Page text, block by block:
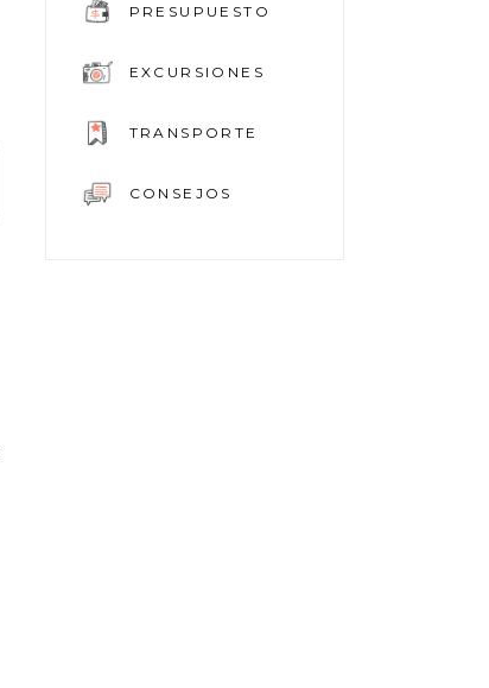
PRESUPUESTO
EXCURSIONES
TRANSPORTE
CONSEJOS